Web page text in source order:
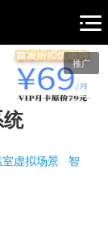
推广
统
室虚拟场景 智